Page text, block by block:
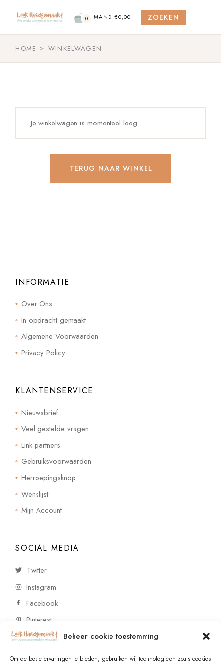
Beheer cookie toestemming
Om de beste ervaringen te bieden, gebruiken wij technologieën zoals cookies
content
0 MAND €0,00 ZOEKEN
HOME WINKELWAGEN
Je winkelwagen is momenteel leeg.
TERUG NAAR WINKEL
INFORMATIE
Over Ons
In opdracht gemaakt
Algemene Voorwaarden
Privacy Policy
KLANTENSERVICE
Nieuwsbrief
Veel gestelde vragen
Link partners
Gebruiksvoorwaarden
Herroepingsknop
Wenslijst
Mijn Account
SOCIAL MEDIA
Twitter
Instagram
Facebook
Pinterest
CONTACT